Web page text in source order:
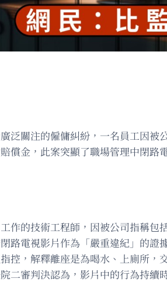
泛關注的僱傭糾紛，一名員工因
償金，此案突顯了職場管理中閉路
作的技術工程師，因被公司指稱包
路電視影片作為「嚴重違紀」的證
控，解釋離座是為喝水、上廁所，
二審判決認為，影片中的行為持續